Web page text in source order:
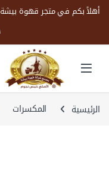
Skip to navigation
Skip to content
أهلاً بكم في متجر قهوة بيشة
Open
الرئيسية المكسرات